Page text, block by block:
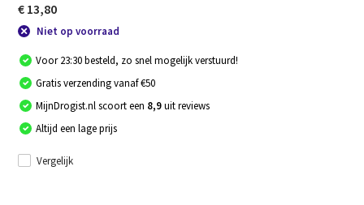
€ 13,80
Niet op voorraad
Voor 23:30 besteld, zo snel mogelijk verstuurd!
Gratis verzending vanaf €50
MijnDrogist.nl scoort een 8,9uit reviews
Altijd een lage prijs
Vergelijk